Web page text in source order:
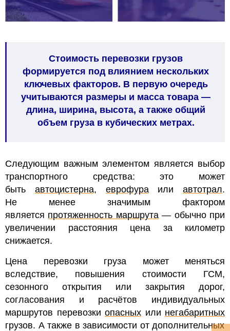
Стоимость перевозки грузов
формируется под влиянием нескольких
ключевых факторов. В первую очередь
учитываются размеры и масса товара —
длина, ширина, высота, а также общий
объем груза в кубических метрах.
Следующим важным элементом является выбор
транспортного средства: это может
быть автоцистерна, еврофураили автотрал.
Не менее значимым фактором
является протяженность маршрута— обычно при
увеличении расстояния цена за километр
снижается.
Цена перевозки груза может меняться
вследствие, повышения стоимости ГСМ,
сезонного открытия или закрытия дорог,
согласования и расчётов индивидуальных
маршрутов перевозки опасных или негабаритных
грузов. А также в зависимости от дополнительных